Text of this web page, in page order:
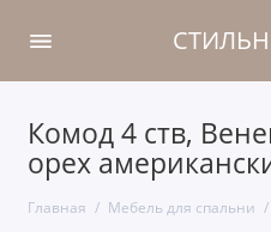
Комод 4 ств,
орех
Главная Мебель для спальни